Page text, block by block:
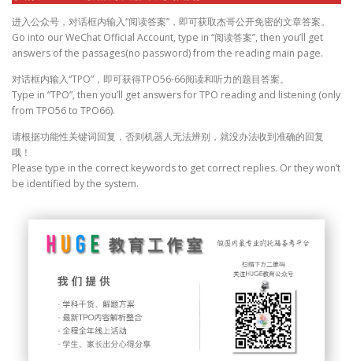
进入公众号，对话框内输入“阅读答案”，即可获取杰哥公开免密的文章答案。
Go into our WeChat Official Account, type in “阅读答案”, then you’ll get
answers of the passages(no password) from the reading main page.
对话框内输入“TPO”，即可获得TPO56-66阅读和听力的题目答案。
Type in “TPO”, then you’ll get answers for TPO reading and listening (only
from TPO56 to TPO66).
请根据功能性关键词回复，否则机器人无法辨别，就没办法收到准确的回复
哦！
Please type in the correct keywords to get correct replies. Or they won’t
be identified by the system.